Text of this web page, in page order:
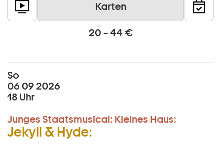
Karten
20 – 44 €
So
06 09 2026
18 Uhr
Junges Staatsmusical: Kleines Haus:
Jekyll & Hyde: